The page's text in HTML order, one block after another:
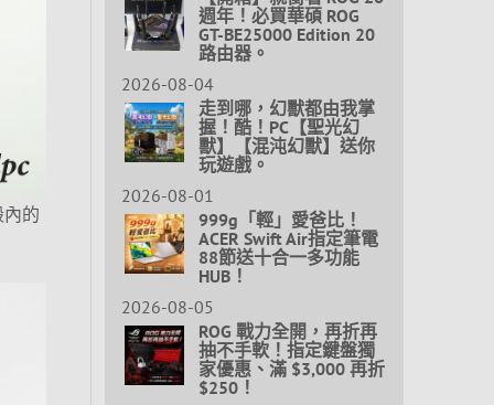
的
週年！必買華碩 ROG
GT-BE25000 Edition 20
路由器。
2026-08-04
走到哪，幻獸都由我掌
握！酷！PC【聖光幻
獸】【混沌幻獸】送你
玩遊戲。
2026-08-01
999g「輕」愛爸比！
ACER Swift Air指定筆電
88節送十合一多功能
HUB！
2026-08-05
ROG 戰力全開，再折再
抽不手軟！指定鍵盤獨
家優惠、滿 $3,000 再折
$250！